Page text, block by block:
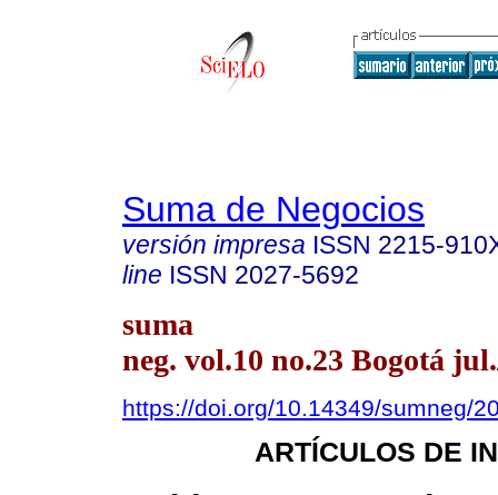
Suma de Negocios
versión impresa ISSN 2215-
line ISSN 2027-5692
suma
neg. vol.10 no.23 Bogotá
https://doi.org/10.14349/sumneg/
ARTÍCULOS DE